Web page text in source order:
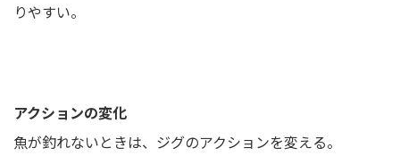
りやすい。
アクションの変化
魚が釣れないときは、ジグのアクションを変える。